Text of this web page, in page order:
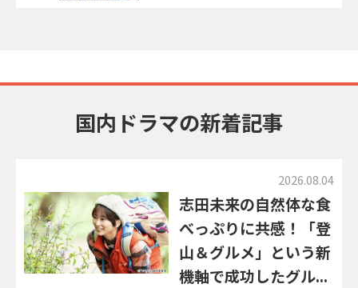
国内ドラマの新着記事
2026.08.04
志田未来の自然体な食
べっぷりに共感！「登
山＆グルメ」という新
機軸で成功したグル...